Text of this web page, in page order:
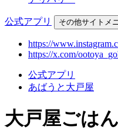
公式アプリ その他サイトメ
https://
https://x.com/
公式アプリ
あばうと大戸屋
大戸屋ごは